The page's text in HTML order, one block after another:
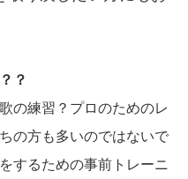
？
の練習？プロのためのレ
の方も多いのではないで
するための事前トレーニ